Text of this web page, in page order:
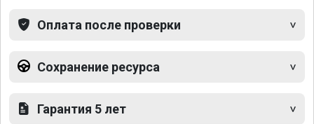
Оплата после проверки
Сохранение ресурса
Гарантия 5 лет